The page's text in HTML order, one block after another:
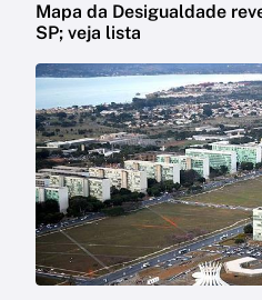
Mapa da Desigualdade
SP; veja lista